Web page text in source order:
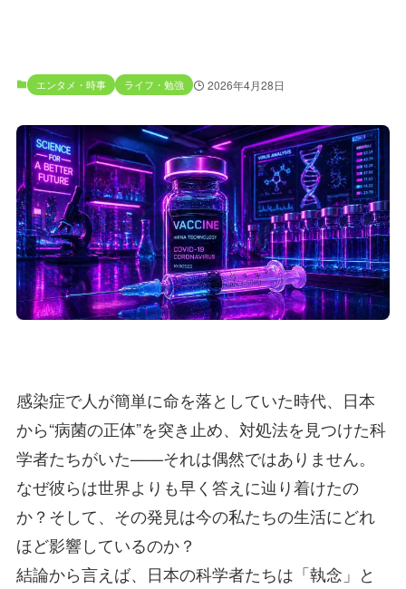
エンタメ・時事 ライフ・勉強 2026年4月28日
感染症で人が簡単に命を落としていた時代、日本
から“病菌の正体”を突き止め、対処法を見つけた科
学者たちがいた——それは偶然ではありません。
なぜ彼らは世界よりも早く答えに辿り着けたの
か？そして、その発見は今の私たちの生活にどれ
ほど影響しているのか？
結論から言えば、日本の科学者たちは「執念」と